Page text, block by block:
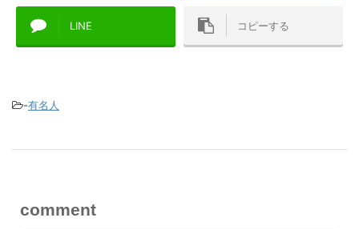
LINE コピーする
-有名人
comment